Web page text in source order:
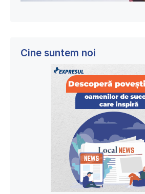
Cine suntem noi